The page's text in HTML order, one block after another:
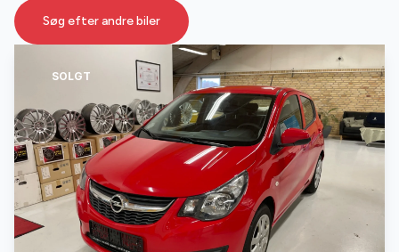
SOLGT
Søg efter andre biler